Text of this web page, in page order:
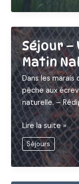
4
Après-
midi
Séjour –
Matin
Dans les
pêche aux
naturelle. –
Séjour
–
Vendée
-
Lire la suite »
Séjours